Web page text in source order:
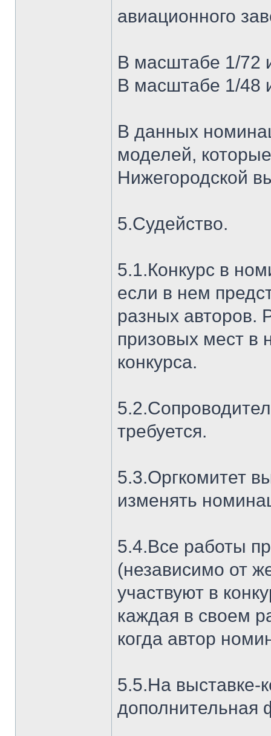
авиационного
В масштабе 1/72
В масштабе 1/48
В данных
моделей,
Нижегородской
5.Судейство.
5.1.Конкурс в
если в нем
разных авторов.
призовых мест в
конкурса.
требуется.
5.3.Оргкомитет
изменять
5.4.Все работы
(независимо от
участвуют в
каждая в своем
когда автор
5.5.На выставке-
дополнительная